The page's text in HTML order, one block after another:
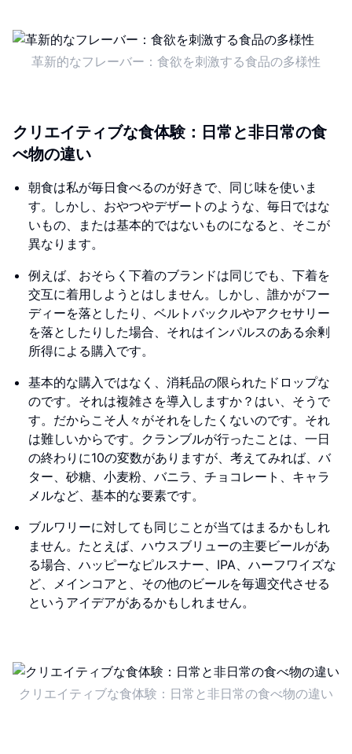
革新的なフレーバー：食欲を刺激する食品の多様性
クリエイティブな食体験：日常と非日常の食
べ物の違い
朝食は私が毎日食べるのが好きで、同じ味を使いま
す。しかし、おやつやデザートのような、毎日ではな
いもの、または基本的ではないものになると、そこが
異なります。
例えば、おそらく下着のブランドは同じでも、下着を
交互に着用しようとはしません。しかし、誰かがフー
ディーを落としたり、ベルトバックルやアクセサリー
を落としたりした場合、それはインパルスのある余剰
所得による購入です。
基本的な購入ではなく、消耗品の限られたドロップな
のです。それは複雑さを導入しますか？はい、そうで
す。だからこそ人々がそれをしたくないのです。それ
は難しいからです。クランブルが行ったことは、一日
の終わりに10の変数がありますが、考えてみれば、バ
ター、砂糖、小麦粉、バニラ、チョコレート、キャラ
メルなど、基本的な要素です。
ブルワリーに対しても同じことが当てはまるかもしれ
ません。たとえば、ハウスブリューの主要ビールがあ
る場合、ハッピーなピルスナー、IPA、ハーフワイズな
ど、メインコアと、その他のビールを毎週交代させる
というアイデアがあるかもしれません。
クリエイティブな食体験：日常と非日常の食べ物の違い